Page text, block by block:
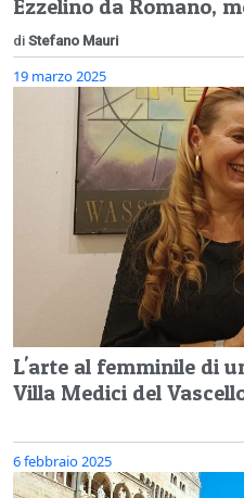
Ezzelino da Romano,
di Stefano Mauri
19 marzo 2025
L'arte al femminile di
Villa Medici del
6 febbraio 2025